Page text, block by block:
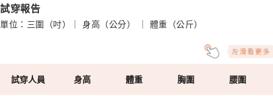
試穿報告
單位：三圍（吋）｜ 身高（公分） ｜ 體重（公斤）
試穿人員 身高 體重 胸圍 腰圍